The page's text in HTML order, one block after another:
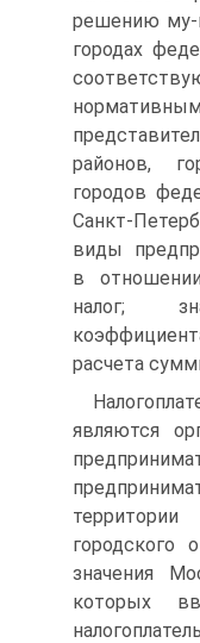
решению му-
городах
районов,
городов
Санкт-
виды
в
налог;
расчета
являются
городского
значения
которых